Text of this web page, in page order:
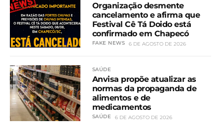
Organização desmente
cancelamento e afirma que
Festival Cê Tá Doido está
confirmado em Chapecó
FAKE NEWS 6 DE AGOSTO DE 2026
SAÚDE
Anvisa propõe atualizar as
normas da propaganda de
alimentos e de
medicamentos
SAÚDE 6 DE AGOSTO DE 2026